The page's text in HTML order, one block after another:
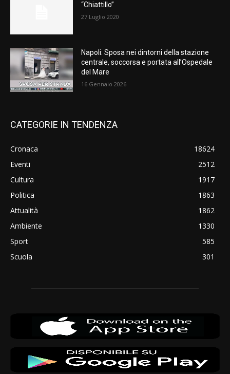
“Chiattillo”
27 Luglio 2020
Napoli: Sposa nei dintorni della stazione
centrale, soccorsa e portata all’Ospedale
del Mare
16 Gennaio 2026
CATEGORIE IN TENDENZA
Cronaca
18624
Eventi
2512
Cultura
1917
Politica
1863
Attualità
1862
Ambiente
1330
Sport
585
Scuola
301